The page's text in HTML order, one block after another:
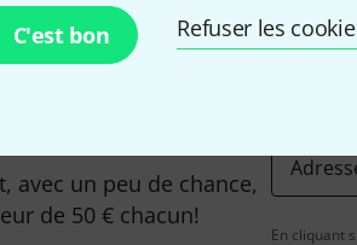
C'est bon Refuser les
avec un peu de chance,
de 50 € chacun!
En cliquant